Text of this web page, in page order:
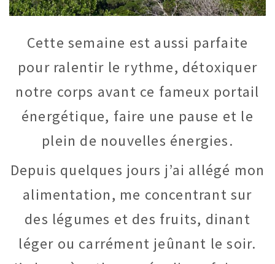
Cette semaine est aussi parfaite
pour ralentir le rythme, détoxiquer
notre corps avant ce fameux portail
énergétique, faire une pause et le
plein de nouvelles énergies.
Depuis quelques jours j’ai allégé mon
alimentation, me concentrant sur
des légumes et des fruits, dinant
léger ou carrément jeûnant le soir.